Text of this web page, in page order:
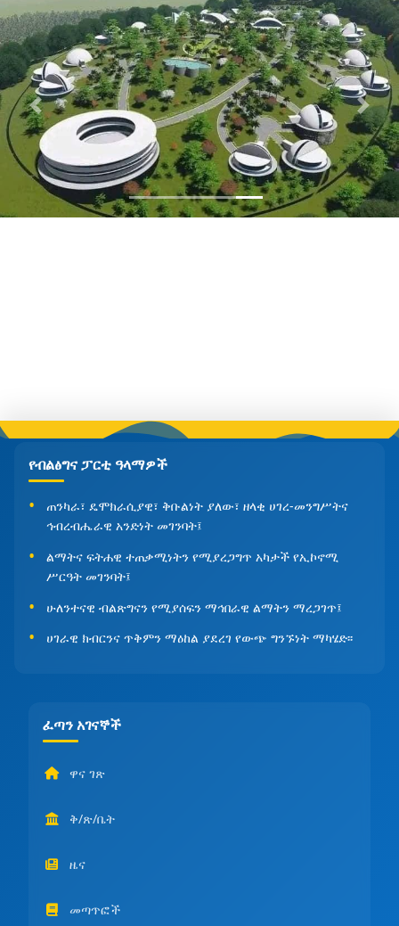
Previous Next
የብልፅግና ፓርቲ ዓላማዎች
ጠንካራ፣ ዴሞክራሲያዊ፣ ቅቡልነት ያለው፣ ዘላቂ ሀገረ-መንግሥትና
ኅብረብሔራዊ አንድነት መገንባት፤
ልማትና ፍትሐዊ ተጠቃሚነትን የሚያረጋግጥ አካታች የኢኮኖሚ
ሥርዓት መገንባት፤
ሁለንተናዊ ብልጽግናን የሚያሰፍን ማኅበራዊ ልማትን ማረጋገጥ፤
ሀገራዊ ክብርንና ጥቅምን ማዕከል ያደረገ የውጭ ግንኙነት ማካሄድ፡፡
ፈጣን አገናኞች
ዋና ገጽ
ቅ/ጽ/ቤት
ዜና
መጣጥፎች